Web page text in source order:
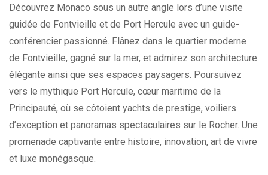
Découvrez Monaco sous un autre angle lors d’une visite
guidée de Fontvieille et de Port Hercule avec un guide-
conférencier passionné. Flânez dans le quartier moderne
de Fontvieille, gagné sur la mer, et admirez son architecture
élégante ainsi que ses espaces paysagers. Poursuivez
vers le mythique Port Hercule, cœur maritime de la
Principauté, où se côtoient yachts de prestige, voiliers
d’exception et panoramas spectaculaires sur le Rocher. Une
promenade captivante entre histoire, innovation, art de vivre
et luxe monégasque.